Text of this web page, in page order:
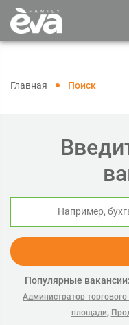
Главная Поиск
Популярные вакансии:
Администратор
площади,